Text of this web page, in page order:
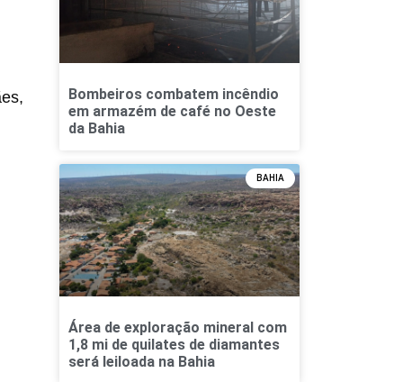
,
Bombeiros combatem incêndio
em armazém de café no Oeste
da Bahia
BAHIA
Área de exploração mineral com
1,8 mi de quilates de diamantes
será leiloada na Bahia